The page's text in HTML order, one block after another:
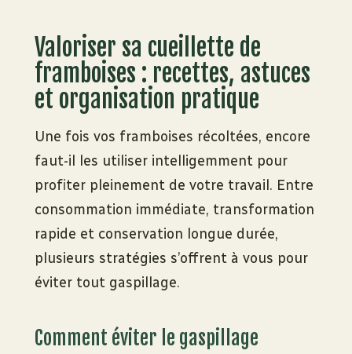
Valoriser sa cueillette de
framboises : recettes, astuces
et organisation pratique
Une fois vos framboises récoltées, encore
faut-il les utiliser intelligemment pour
profiter pleinement de votre travail. Entre
consommation immédiate, transformation
rapide et conservation longue durée,
plusieurs stratégies s’offrent à vous pour
éviter tout gaspillage.
Comment éviter le gaspillage